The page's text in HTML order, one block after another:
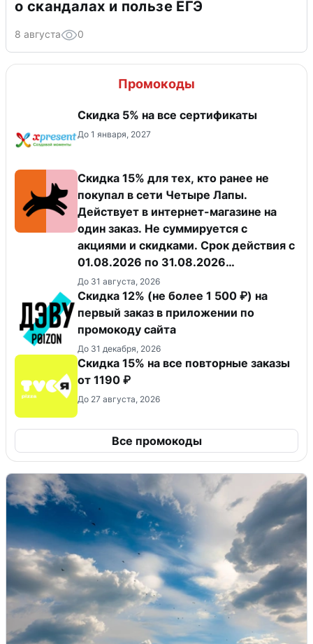
о скандалах и пользе ЕГЭ
8 августа 0
Промокоды
Скидка 5% на все сертификаты
До 1 января, 2027
Скидка 15% для тех, кто ранее не
покупал в сети Четыре Лапы.
Действует в интернет-магазине на
один заказ. Не суммируется с
акциями и скидками. Срок действия с
01.08.2026 по 31.08.2026
(включительно).
До 31 августа, 2026
Скидка 12% (не более 1 500 ₽) на
первый заказ в приложении по
промокоду сайта
До 31 декабря, 2026
Скидка 15% на все повторные заказы
от 1190 ₽
До 27 августа, 2026
Все промокоды